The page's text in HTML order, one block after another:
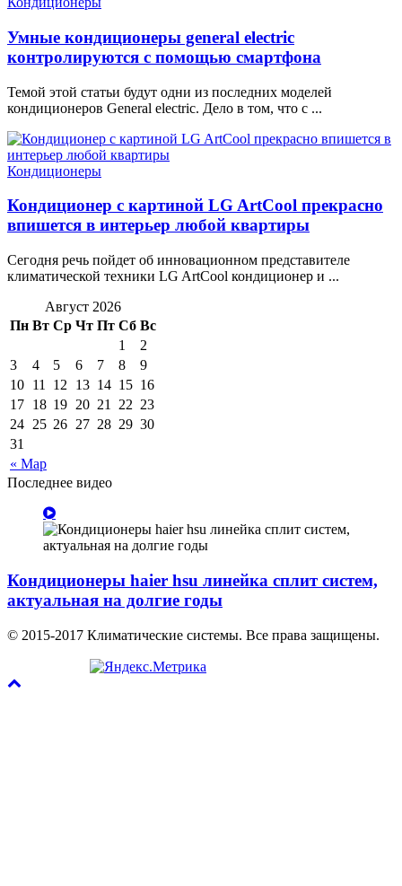
Умные кондиционеры general electric
контролируются с помощью смартфона
Темой этой статьи будут одни из последних моделей
кондиционеров General electric. Дело в том, что с ...
Кондиционеры
Кондиционер с картиной LG ArtCool прекрасно
впишется в интерьер любой квартиры
Сегодня речь пойдет об инновационном представителе
климатической техники LG ArtCool кондиционер и ...
Август 2026
Пн Вт Ср Чт Пт Сб Вс
« Мар
1
2
3
4 5 6 7 8
9
10 11 12 13 14 15 16
17 18 19 20 21 22 23
24 25 26 27 28 29 30
31
Последнее видео
Кондиционеры haier hsu линейка сплит систем,
актуальная на долгие годы
© 2015-2017 Климатические системы. Все права защищены.